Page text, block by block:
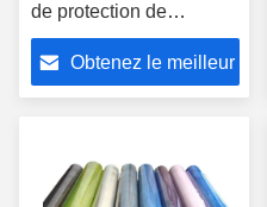
de protection de
peinture automobile
Obtenez le meilleur